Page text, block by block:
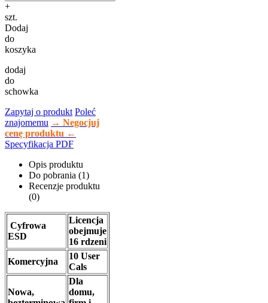
+
szt.
Dodaj
do
koszyka
dodaj
do
schowka
Zapytaj o produkt Poleć
znajomemu → Negocjuj
cenę produktu ←
Specyfikacja PDF
Opis produktu
Do pobrania (1)
Recenzje produktu
(0)
Cyfrowa
ESD
Licencja
obejmuje
16 rdzeni
Komercyjna
10 User
Cals
Nowa,
Dla
domu,